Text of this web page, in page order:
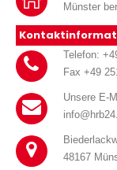
Münster
Telefon:
Fax +49
Unsere E-
48167